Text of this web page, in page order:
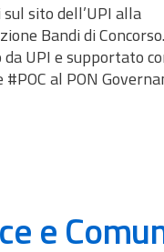
sito dell’UPI alla
Bandi di Concorso.
UPI e supportato
al PON
e